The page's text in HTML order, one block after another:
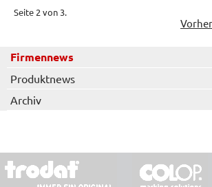
Seite 2 von 3.
Firmennews
Produktnews
Archiv